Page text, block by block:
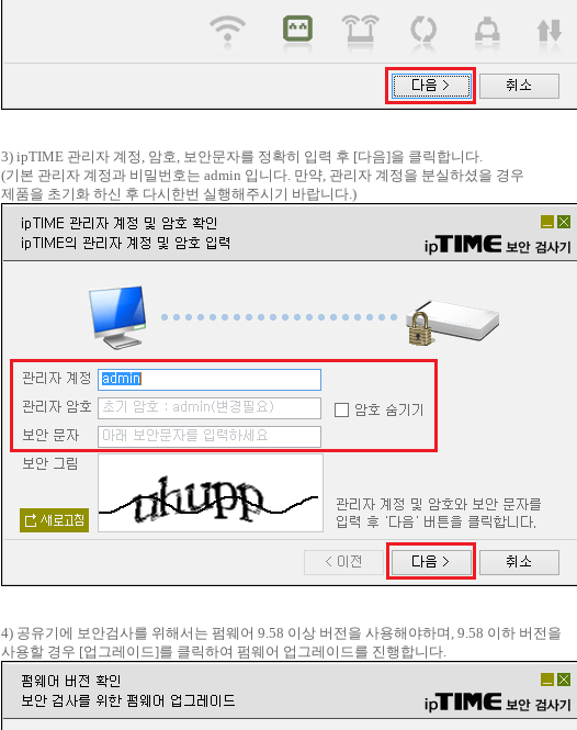
3) ipTIME 관리자 계정, 암호, 보안문자를 정확히 입력 후 [다음]을 클릭합니다.
(기본 관리자 계정과 비밀번호는 admin 입니다. 만약, 관리자 계정을 분실하셨을 경우
제품을 초기화 하신 후 다시한번 실행해주시기 바랍니다.)
4) 공유기에 보안검사를 위해서는 펌웨어 9.58 이상 버전을 사용해야하며, 9.58 이하 버전을
사용할 경우 [업그레이드]를 클릭하여 펌웨어 업그레이드를 진행합니다.